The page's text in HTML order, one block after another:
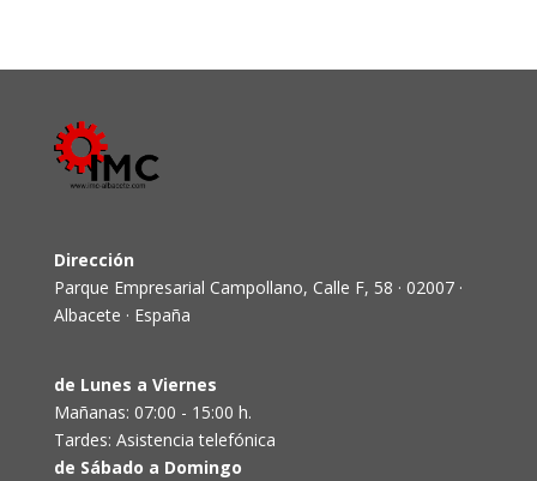
Dirección
Parque Empresarial Campollano, Calle F, 58 · 02007 ·
Albacete · España
de Lunes a Viernes
Mañanas: 07:00 - 15:00 h.
Tardes: Asistencia telefónica
de Sábado a Domingo